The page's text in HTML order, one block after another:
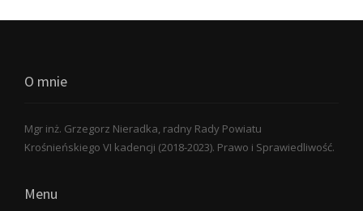
O mnie
Mgr inż. Grzegorz Nieradka, radny Rady Powiatu
Krośnieńskiego VI kadencji (2018-2023). Prawo i Sprawiedliwość.
Menu